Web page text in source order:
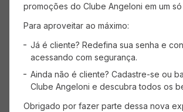
promoções do Clube Angeloni em um só
Para aproveitar ao máximo:
Já é cliente? Redefina sua senha e
acessando com segurança.
Ainda não é cliente? Cadastre-se ou
Clube Angeloni e descubra todos os
Obrigado por fazer parte dessa nova